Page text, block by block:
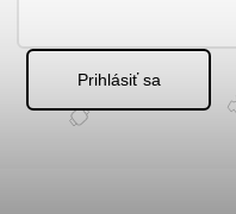
Prihlásiť sa